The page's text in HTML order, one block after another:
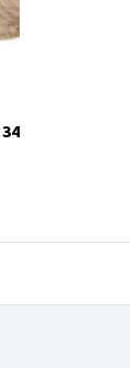
34,90